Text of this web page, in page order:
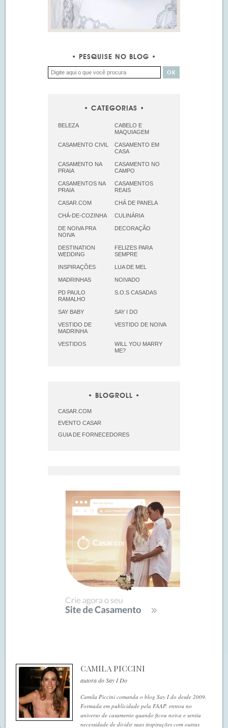
PESQUISE NO BLOG
CATEGORIAS
BELEZA
CABELO E
MAQUIAGEM
CASAMENTO CIVIL
CASAMENTO EM
CASA
CASAMENTO NA
PRAIA
CASAMENTO NO
CAMPO
CASAMENTOS NA
PRAIA
CASAMENTOS
REAIS
CASAR.COM CHÁ DE PANELA
CHÁ-DE-COZINHA CULINÁRIA
DE NOIVA PRA
NOIVA
DECORAÇÃO
DESTINATION
WEDDING
FELIZES PARA
SEMPRE
INSPIRAÇÕES LUA DE MEL
MADRINHAS NOIVADO
PD PAULO
RAMALHO
S.O.S CASADAS
SAY BABY SAY I DO
VESTIDO DE
MADRINHA
VESTIDO DE NOIVA
VESTIDOS
WILL YOU MARRY
ME?
BLOGROLL
CASAR.COM
EVENTO CASAR
GUIA DE FORNECEDORES
CAMILA PICCINI
autora do Say I Do
Camila Piccini comanda o blog Say I do desde 2009.
Formada em publicidade pela FAAP, entrou no
universo de casamento quando ficou noiva e sentiu
necessidade de dividir suas inspirações com outras